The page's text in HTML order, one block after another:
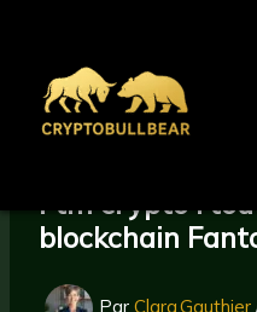
Ftm crypto :
blockchain
ParClara.Gauthier